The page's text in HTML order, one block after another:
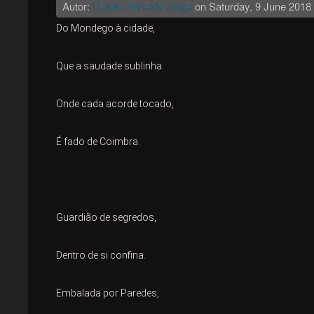
Autor: Duarte Almeida Jorgeon Saturday, 9 June 2018
Do Mondego à cidade,
Que a saudade sublinha.
Onde cada acorde tocado,
É fado de Coimbra.
Guardião de segredos,
Dentro de si confina.
Embalada por Paredes,